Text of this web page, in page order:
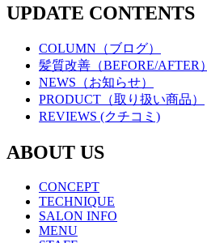
UPDATE CONTENTS
COLUMN（ブログ）
髪質改善（BEFORE/AFTER）
NEWS（お知らせ）
PRODUCT（取り扱い商品）
REVIEWS (クチコミ)
ABOUT US
CONCEPT
TECHNIQUE
SALON INFO
MENU